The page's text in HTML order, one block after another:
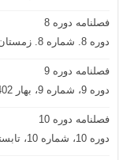
فصلنامه دوره 8
دوره 8. شماره 8. زمستان1401
فصلنامه دوره 9
دوره 9، شماره 9، بهار 1402
فصلنامه دوره 10
دوره 10، شماره 10، تابستان 1402